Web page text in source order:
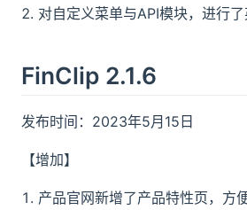
对自定义菜单与API模块，进行
FinClip 2.1.6
发布时间：2023年5月15日
【增加】
产品官网新增了产品特性页，方